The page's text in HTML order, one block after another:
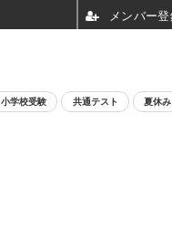
小学校受験 共通テスト 夏休み